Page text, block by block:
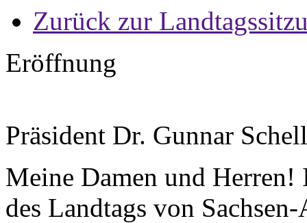
Zurück zur
Eröffnung
Präsident Dr. Gunnar
Meine Damen und
des Landtags von